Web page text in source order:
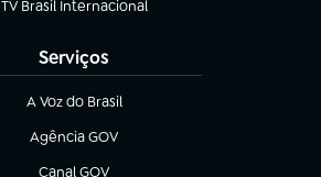
TV Brasil Internacional
(abre em nova aba)
Serviços
A Voz do Brasil
(abre em nova aba)
Agência GOV
(abre em nova aba)
Canal GOV